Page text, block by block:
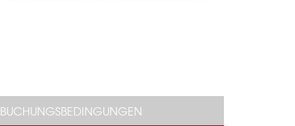
BUCHUNGSBEDINGUNGEN